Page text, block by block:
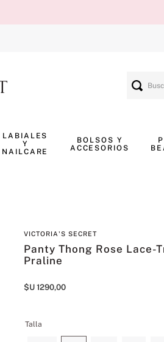
LABIALES
Y
NAILCARE
BOLSOS Y
ACCESORIOS
VICTORIA'S SECRET
Panty Thong Rose Lace-
Praline
$U 1290,00
Talla